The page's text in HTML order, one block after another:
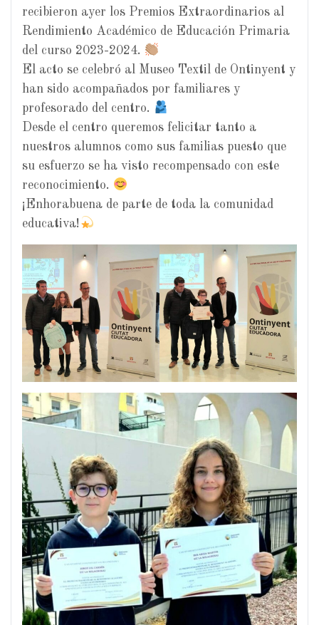
recibieron ayer los Premios Extraordinarios al
Rendimiento Académico de Educación Primaria
del curso 2023-2024.
El acto se celebró al Museo Textil de Ontinyent y
han sido acompañados por familiares y
profesorado del centro.
Desde el centro queremos felicitar tanto a
nuestros alumnos como sus familias puesto que
su esfuerzo se ha visto recompensado con este
reconocimiento.
¡Enhorabuena de parte de toda la comunidad
educativa!